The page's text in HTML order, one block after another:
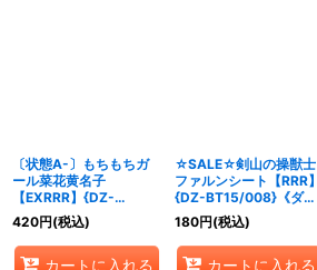
〔状態A-〕もちもちガ
ール菜花黄名子
【EXRRR】{DZ-
BT15/EX06}《イナズマ
イレブン》
420円(税込)
カートに入れる
☆SALE☆剣山の操獣士
ファルンシート【RRR】
{DZ-BT15/008}《ダー
クステイツ》
180円(税込)
カートに入れる